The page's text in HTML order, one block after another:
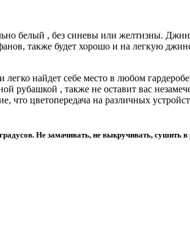
белый , без синевы или желтизны.
также будет хорошо и на легкую
легко найдет себе место в любом
рубашкой , также не оставит вас
что цветопередача на различных
Не замачивать, не выкручивать,